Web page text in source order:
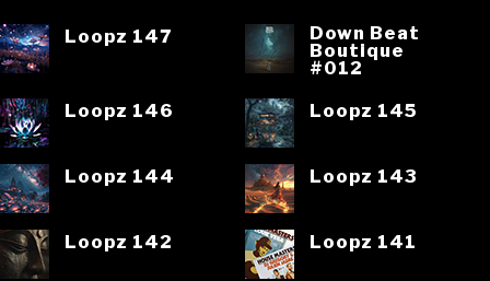
Loopz 147
Down Beat
Boutique
#012
Loopz 146
Loopz 145
Loopz 144 Loopz 143
Loopz 142 Loopz 141